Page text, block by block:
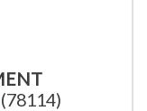
(78114)